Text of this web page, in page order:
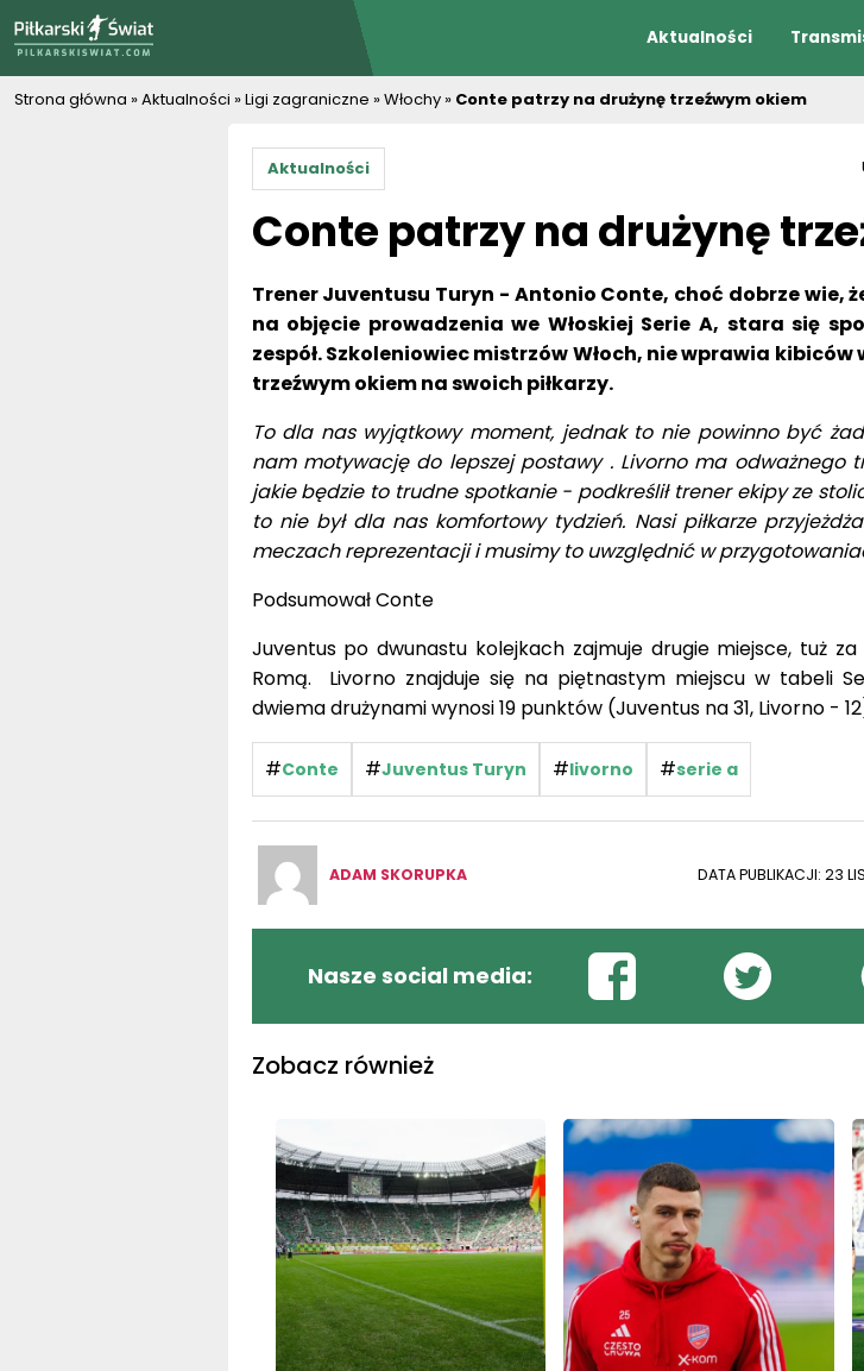
Aktualności
Strona główna »Aktualności »Ligi zagraniczne »Włochy » Conte patrzy na drużynę trzeźwym okiem
Aktualności
Conte patrzy na drużynę
Trener Juventusu Turyn - Antonio Conte, choć dobrze wie,
na objęcie prowadzenia we Włoskiej Serie A, stara się
zespół. Szkoleniowiec mistrzów Włoch, nie wprawia
trzeźwym okiem na swoich piłkarzy.
To dla nas wyjątkowy moment, jednak to nie powinno być
nam motywację do lepszej postawy . Livorno ma odważnego
jakie będzie to trudne spotkanie - podkreślił trener ekipy ze
to nie był dla nas komfortowy tydzień. Nasi piłkarze
meczach reprezentacji i musimy to uwzględnić w
Podsumował Conte
Juventus po dwunastu kolejkach zajmuje drugie miejsce, tuż
Romą. Livorno znajduje się na piętnastym miejscu w tabeli
dwiema drużynami wynosi 19 punktów (Juventus na 31, Livorno -
#Conte #Juventus Turyn #livorno #serie a
ADAM SKORUPKA DATA PUBLIKACJI: 23
Nasze social media:
Zobacz również